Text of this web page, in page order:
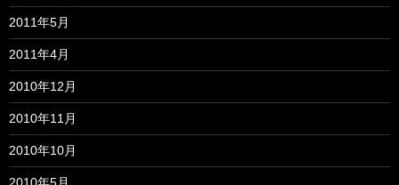
2011年5月
2011年4月
2010年12月
2010年11月
2010年10月
2010年5月